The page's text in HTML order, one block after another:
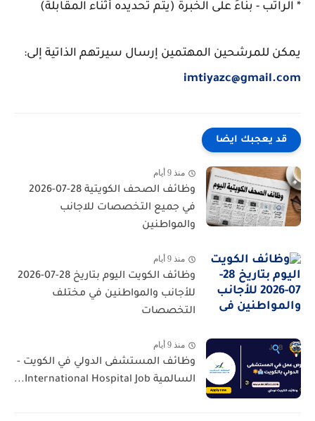
* الراتب - بناءً على الخبرة (يتم تحديده أثناء المقابلة)
يمكن للمرشحين المهتمين إرسال سيرتهم الذاتية إلى:
imtiyazc@gmail.com
قد يعجبك ايضا
منذ 9 أيام
وظائف الصحف الكويتية 28-07-2026
في جميع التخصصات للاجانب
والمواطنين
منذ 9 أيام
وظائف الكويت اليوم بتاريخ 28-07-2026
للأجانب والمواطنين في مختلف
التخصصات
منذ 9 أيام
وظائف المستشفى الدولي في الكويت -
السالمية International Hospital Job...